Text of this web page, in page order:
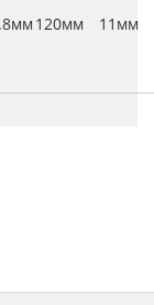
120мм 11мм